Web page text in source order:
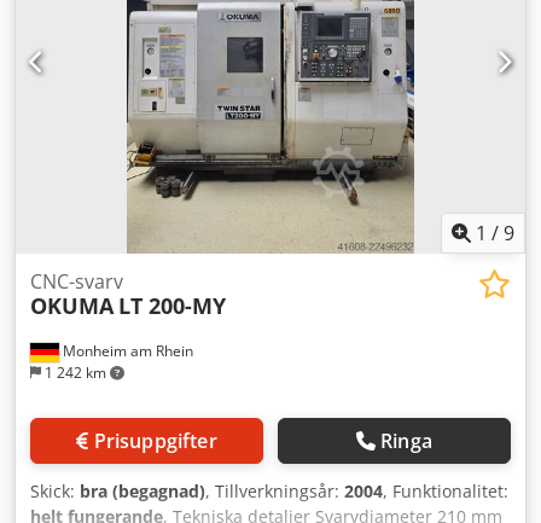
1 /9
Monheim am Rhein
1 242 km
CNC-svarv
OKUMA LT 200-MY
Prisuppgifter Ringa
Skick: bra (begagnad), Tillverkningsår: 2004, Funktionalitet:
helt fungerande, Tekniska detaljer Svarvdiameter 210 mm